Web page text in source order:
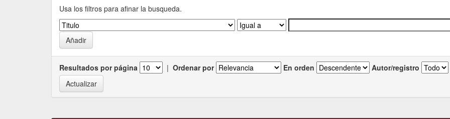
Usa los filtros para afinar la busqueda.
Resultados por página | Ordenar por En orden Autor/registro